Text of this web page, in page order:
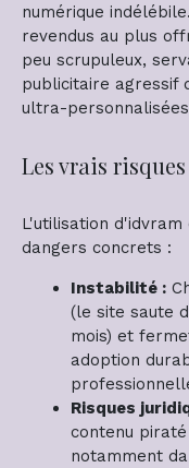
numérique
revendus au plus
peu scrupuleux,
publicitaire agressif
ultra-
Les vrais
L'utilisation
dangers concrets :
Instabilité :
(le site saute
mois) et
adoption
Risques
contenu
notamment